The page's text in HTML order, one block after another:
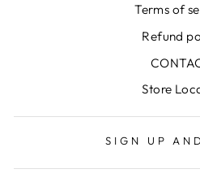
Terms of
Refund
Store
SIGN UP